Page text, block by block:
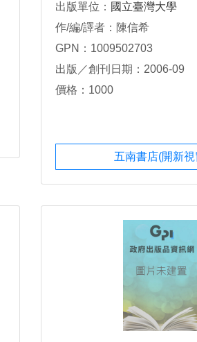
出版單位： 國立臺灣大學
作/編/譯者：陳信希
GPN：1009502703
出版／創刊日期：2006-09
價格：1000
五南書店(開新視